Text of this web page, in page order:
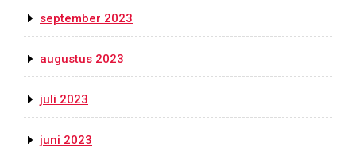
september 2023
augustus 2023
juli 2023
juni 2023